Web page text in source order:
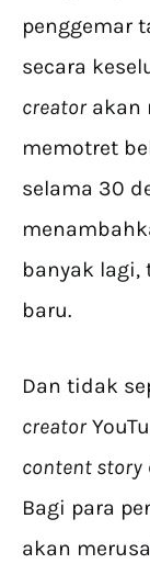
penggemar
secara
creator akan
memotret
selama 30
banyak lagi,
baru.
Dan tidak
creator
content story
Bagi para
akan